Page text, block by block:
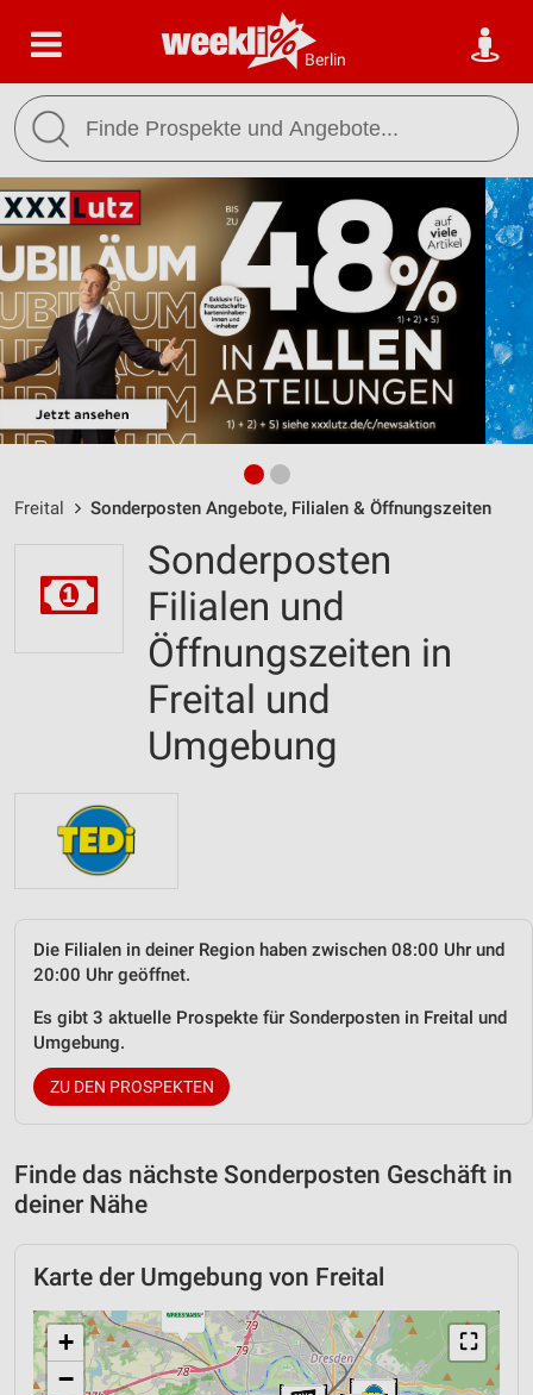
Berlin
Freital Sonderposten Angebote, Filialen & Öffnungszeiten
Sonderposten
Filialen und
Öffnungszeiten in
Freital und
Umgebung
Die Filialen in deiner Region haben zwischen 08:00 Uhr und
20:00 Uhr geöffnet.
Es gibt 3 aktuelle Prospekte für Sonderposten in Freital und
Umgebung.
ZU DEN PROSPEKTEN
Finde das nächste Sonderposten Geschäft in
deiner Nähe
Karte der Umgebung von Freital
⛶
+
−